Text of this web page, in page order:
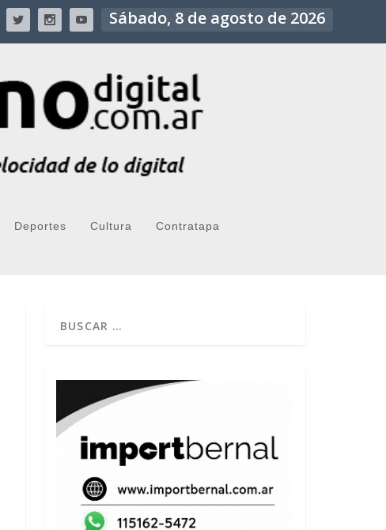
Sábado, 8 de agosto de 2026
Deportes Cultura Contratapa